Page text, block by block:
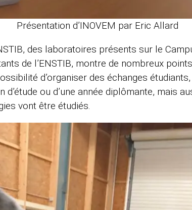
Présentation d’INOVEM par Eric Allard
des laboratoires présents sur le
de l’ENSTIB, montre de nombreux
d’organiser des échanges
d’étude ou d’une année diplômante, mais
vont être étudiés.